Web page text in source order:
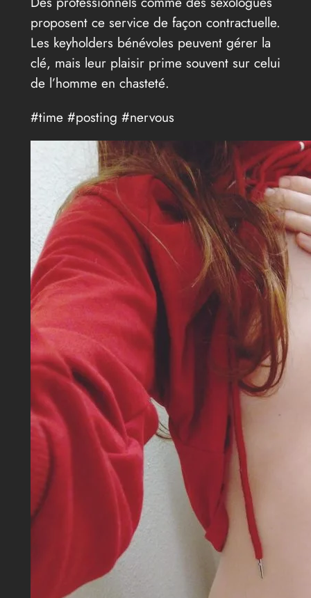
proposent ce service de façon contractuelle.
Les keyholders bénévoles peuvent gérer la
clé, mais leur plaisir prime souvent sur celui
de l’homme en chasteté.
#time #posting #nervous